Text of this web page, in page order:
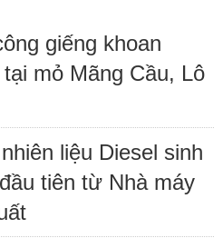
giếng khoan
mỏ Mãng Cầu, Lô
liệu Diesel sinh
tiên từ Nhà máy